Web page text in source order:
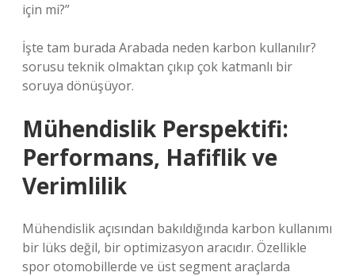
için mi?”
İşte tam burada Arabada neden karbon kullanılır?
sorusu teknik olmaktan çıkıp çok katmanlı bir
soruya dönüşüyor.
Mühendislik Perspektifi:
Performans, Hafiflik ve
Verimlilik
Mühendislik açısından bakıldığında karbon kullanımı
bir lüks değil, bir optimizasyon aracıdır. Özellikle
spor otomobillerde ve üst segment araçlarda